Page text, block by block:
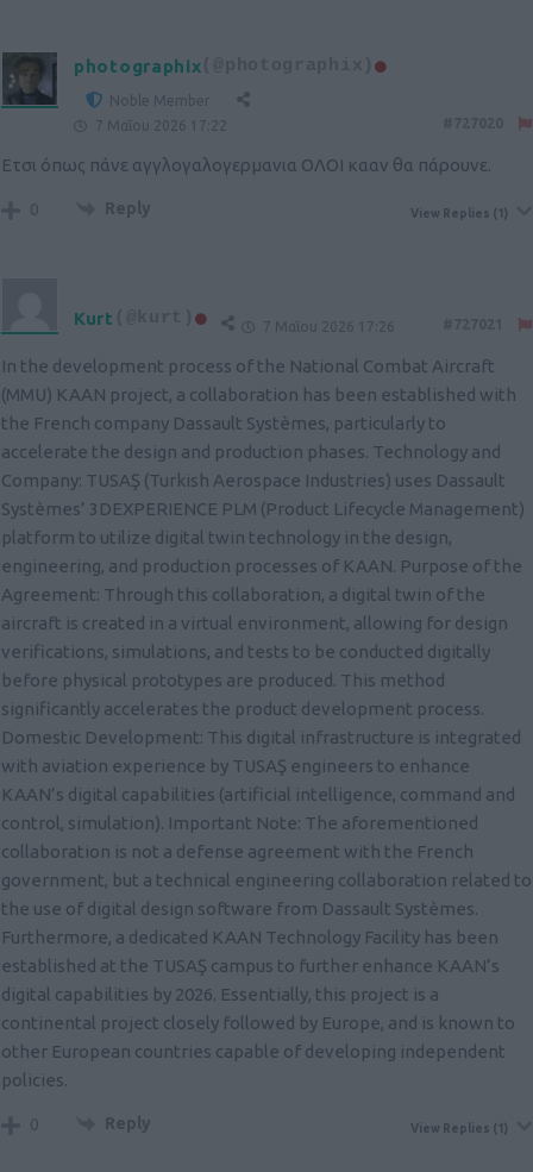
photographix
Noble Member
7 Μαΐου 2026 17:22
Eτσι όπως πάνε αγγλογαλογερμανια ΟΛΟΙ κααν θα πάρουνε.
0 Reply View Replies (1)
Kurt 7 Μαΐου 2026 17:26
In the development process of the National Combat Aircraft
(MMU) KAAN project, a collaboration has been established with
the French company Dassault Systèmes, particularly to
accelerate the design and production phases. Technology and
Company: TUSAŞ (Turkish Aerospace Industries) uses Dassault
Systèmes’ 3DEXPERIENCE PLM (Product Lifecycle Management)
platform to utilize digital twin technology in the design,
engineering, and production processes of KAAN. Purpose of the
Agreement: Through this collaboration, a digital twin of the
aircraft is created in a virtual environment, allowing for design
verifications, simulations, and tests to be conducted digitally
before physical prototypes are produced. This method
significantly accelerates the product development process.
Domestic Development: This digital infrastructure is integrated
with aviation experience by TUSAŞ engineers to enhance
KAAN’s digital capabilities (artificial intelligence, command and
control, simulation). Important Note: The aforementioned
collaboration is not a defense agreement with the French
government, but a technical engineering collaboration related to
the use of digital design software from Dassault Systèmes.
Furthermore, a dedicated KAAN Technology Facility has been
established at the TUSAŞ campus to further enhance KAAN’s
digital capabilities by 2026. Essentially, this project is a
continental project closely followed by Europe, and is known to
other European countries capable of developing independent
policies.
0 Reply View Replies (1)